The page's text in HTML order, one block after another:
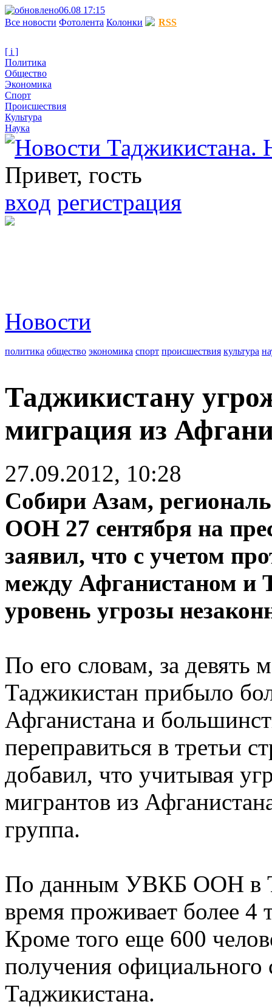
06.08 17:15
Все новости Фотолента Колонки RSS
[ i ]
Политика
Общество
Экономика
Спорт
Происшествия
Культура
Наука
Привет, гость
вход регистрация
Новости
политика общество экономика спорт происшествия культура
Таджикистану
миграция из
27.09.2012, 10:28
Собири Азам,
ООН 27 сентября на
заявил, что с учетом
между Афганистаном и
уровень угрозы
По его словам, за девять
Таджикистан прибыло
Афганистана и
переправиться в третьи
добавил, что учитывая
мигрантов из
группа.
По данным УВКБ ООН в
время проживает более 4
Кроме того еще 600
получения официального
Таджикистана.